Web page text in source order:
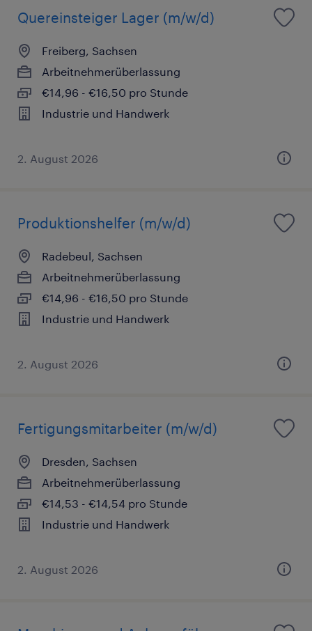
Quereinsteiger Lager (m/w/d)
Freiberg, Sachsen
Arbeitnehmerüberlassung
€14,96 - €16,50 pro Stunde
Industrie und Handwerk
2. August 2026
Produktionshelfer (m/w/d)
Radebeul, Sachsen
Arbeitnehmerüberlassung
€14,96 - €16,50 pro Stunde
Industrie und Handwerk
2. August 2026
Fertigungsmitarbeiter (m/w/d)
Dresden, Sachsen
Arbeitnehmerüberlassung
€14,53 - €14,54 pro Stunde
Industrie und Handwerk
2. August 2026